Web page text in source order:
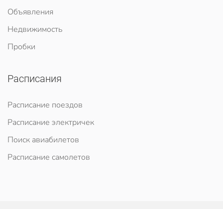
Объявления
Недвижимость
Пробки
Расписания
Расписание поездов
Расписание электричек
Поиск авиабилетов
Расписание самолетов